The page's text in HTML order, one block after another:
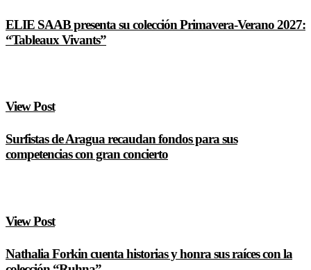
ELIE SAAB presenta su colección Primavera-Verano 2027:
“Tableaux Vivants”
View Post
Surfistas de Aragua recaudan fondos para sus
competencias con gran concierto
View Post
Nathalia Forkin cuenta historias y honra sus raíces con la